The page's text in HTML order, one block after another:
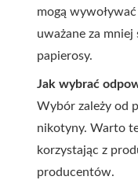
mogą
uważane za
papierosy.
Jak wybrać
Wybór zależy od
nikotyny. Warto
korzystając z
producentów.